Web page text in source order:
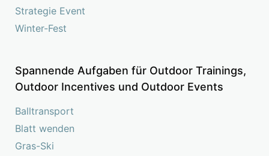
Strategie Event
Winter-Fest
Spannende Aufgaben für Outdoor Trainings,
Outdoor Incentives und Outdoor Events
Balltransport
Blatt wenden
Gras-Ski